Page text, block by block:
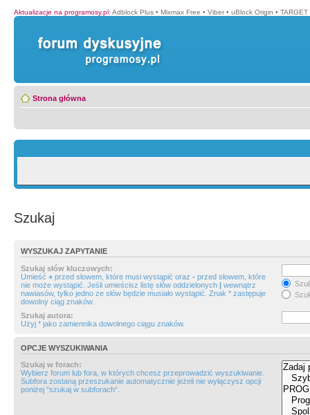
Aktualizacje na programosy.pl: Adblock Plus • Mixmax Free • Viber • uBlock Origin •
Strona główna
Szukaj
WYSZUKAJ ZAPYTANIE
Szukaj słów kluczowych:
Umieść + przed słowem, które musi wystąpić oraz - przed słowem, które
nie może wystąpić. Jeśli umieścisz listę słów oddzielonych | wewnątrz
nawiasów, tylko jedno ze słów będzie musiało wystąpić. Znak * zastępuje
dowolny ciąg znaków.
Szukaj autora:
Użyj * jako zamiennika dowolnego ciągu znaków.
OPCJE WYSZUKIWANIA
Szukaj w forach:
Wybierz forum lub fora, w których chcesz przeprowadzić wyszukiwanie.
Subfora zostaną przeszukanie automatycznie jeżeli nie wyłączysz opcji
poniżej “szukaj w subforach“.